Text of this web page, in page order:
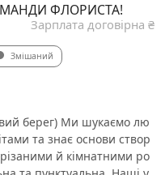
ФЛОРИСТА!
Зарплата договірна ₴
Змішаний
берег) Ми шукаємо лю
та знає основи створ
й кімнатними ро